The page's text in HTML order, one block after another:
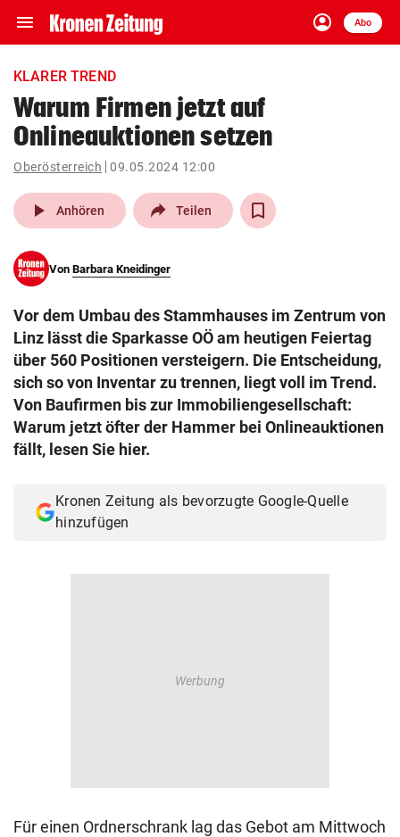
menu Navigation
ein-/ausklappen
account_circle
Anmelden
Abo
close Schließen
account_circle Anmelden
arrow_right
pin_drop
Wien arrow_right
search
eingeben
Muthgasse 2, 1190 Wien
KLARER TREND
Warum Firmen jetzt auf
Onlineauktionen setzen
Oberösterreich 09.05.2024 12:00
play_arrow Anhören Teilen
Von Barbara Kneidinger
Vor dem Umbau des Stammhauses im Zentrum von
Linz lässt die Sparkasse OÖ am heutigen Feiertag
über 560 Positionen versteigern. Die Entscheidung,
sich so von Inventar zu trennen, liegt voll im Trend.
Von Baufirmen bis zur Immobiliengesellschaft:
Warum jetzt öfter der Hammer bei Onlineauktionen
fällt, lesen Sie hier.
Kronen Zeitung als bevorzugte Google-Quelle
hinzufügen
Für einen Ordnerschrank lag das Gebot am Mittwoch